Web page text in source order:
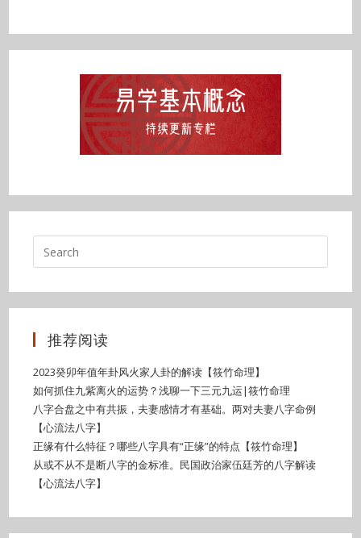
推荐阅读
2023癸卯年值年卦风火家人卦的解读【筱竹命理】
如何抓住九紫离火的运势？浅聊一下三元九运|筱竹命理
八字合盘之中有共振，夫妻感情才有基础。两对夫妻八字命例
【心流法八字】
正缘有什么特征？哪些八字具有“正缘”的特点【筱竹命理】
从或不从不是断八字的金标准。民国政治家伍廷芳的八字解读
【心流法八字】